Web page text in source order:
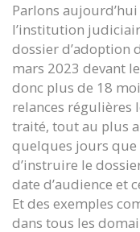
Parlons
l’institution
dossier d’adoption
mars 2023 devant
donc plus de 18
relances régulières
traité, tout au plus
quelques jours que
d’instruire le
date d’audience et
Et des exemples
dans tous les